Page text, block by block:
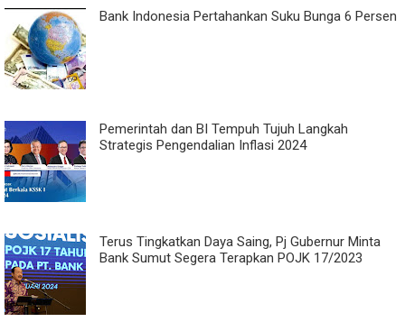
Bank Indonesia Pertahankan Suku Bunga 6 Persen
Pemerintah dan BI Tempuh Tujuh Langkah
Strategis Pengendalian Inflasi 2024
Terus Tingkatkan Daya Saing, Pj Gubernur Minta
Bank Sumut Segera Terapkan POJK 17/2023